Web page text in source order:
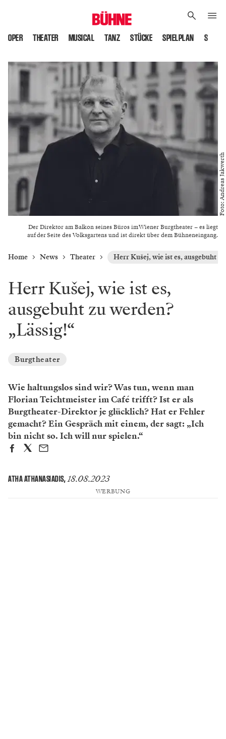
OPER THEATER MUSICAL TANZ STÜCKE SPIELPLAN
Der Direktor am Balkon seines Büros im Wiener Burgtheater – es liegt
auf der Seite des Volksgartens und ist direkt über dem Bühneneingang.
Foto: Andreas Jakwerth
Home News Theater Herr Kušej, wie ist es, ausgebuht
Herr Kušej, wie ist es,
ausgebuht zu werden?
„Lässig!“
Burgtheater
Wie haltungslos sind wir? Was tun, wenn man
Florian Teichtmeister im Café trifft? Ist er als
Burgtheater-Direktor je glücklich? Hat er Fehler
gemacht? Ein Gespräch mit einem, der sagt: „Ich
bin nicht so. Ich will nur spielen.“
ATHA ATHANASIADIS, 18.08.2023
WERBUNG